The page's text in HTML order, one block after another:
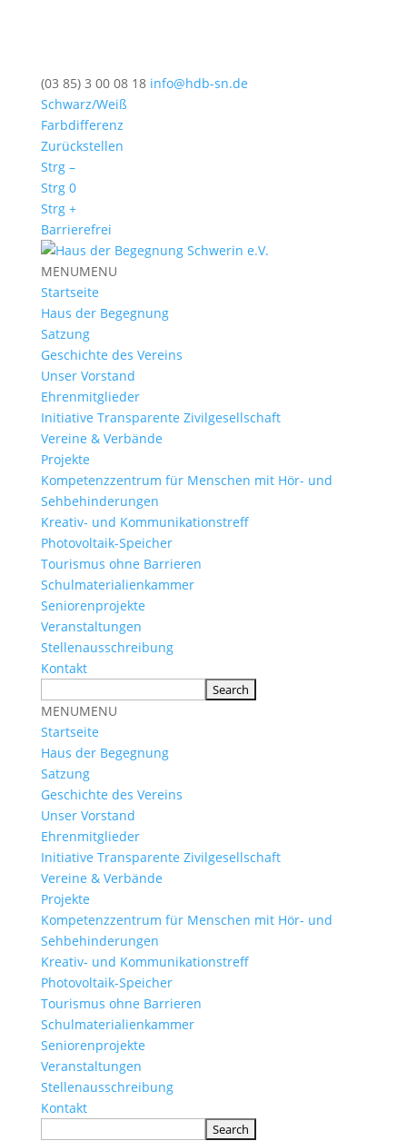
(03 85) 3 00 08 18 info@hdb-sn.de
Schwarz/Weiß
Farbdifferenz
Zurückstellen
Strg –
Strg 0
Strg +
Barrierefrei
MENUMENU
Startseite
Haus der Begegnung
Satzung
Geschichte des Vereins
Unser Vorstand
Ehrenmitglieder
Initiative Transparente Zivilgesellschaft
Vereine & Verbände
Projekte
Kompetenzzentrum für Menschen mit Hör- und
Sehbehinderungen
Kreativ- und Kommunikationstreff
Photovoltaik-Speicher
Tourismus ohne Barrieren
Schulmaterialienkammer
Seniorenprojekte
Veranstaltungen
Stellenausschreibung
Kontakt
MENUMENU
Startseite
Haus der Begegnung
Satzung
Geschichte des Vereins
Unser Vorstand
Ehrenmitglieder
Initiative Transparente Zivilgesellschaft
Vereine & Verbände
Projekte
Kompetenzzentrum für Menschen mit Hör- und
Sehbehinderungen
Kreativ- und Kommunikationstreff
Photovoltaik-Speicher
Tourismus ohne Barrieren
Schulmaterialienkammer
Seniorenprojekte
Veranstaltungen
Stellenausschreibung
Kontakt